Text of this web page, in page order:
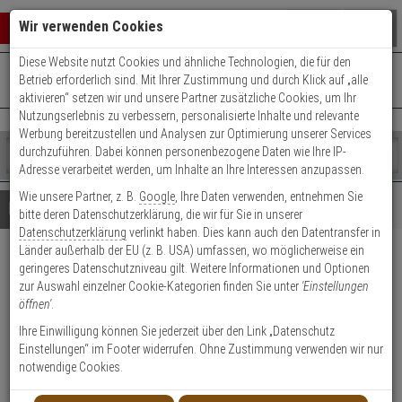
Warenkorb schließen
0 ARTIKEL IM WARENKORB
Ihr Warenkorb ist momentan leer.
Ergebnisse ()
Fertig
Shop
durchsuchen
Bitte
geben
Sie
mindestens
Zeichen
ein,
um
Suche
Es
wurde
noch
Kategorien
Suche
gestartet
+49 (0)821 899 493-0Mo. - Do.: 8:00 - 16:30 | Fr.: 8:00 - 14:00 Uhr
Kontaktservice nutzen
Details Beratung
ABUS WLX Pro Wandleser-Set
IP67 Ind. Intrusion sw.
Produktmerkmale
Datenblatt drucken
Wir verwenden Cookies
Diese Website nutzt Cookies und ähnliche Technologien, die für den
Betrieb erforderlich sind. Mit Ihrer Zustimmung und durch Klick auf „alle
aktivieren“ setzen wir und unsere Partner zusätzliche Cookies, um Ihr
Nutzungserlebnis zu verbessern, personalisierte Inhalte und relevante
Werbung bereitzustellen und Analysen zur Optimierung unserer Services
durchzuführen. Dabei können personenbezogene Daten wie Ihre IP-
Adresse verarbeitet werden, um Inhalte an Ihre Interessen anzupassen.
Wie unsere Partner, z. B. Google , Ihre Daten verwenden, entnehmen Sie
bitte deren Datenschutzerklärung, die wir für Sie in unserer
Datenschutzerklärung verlinkt haben. Dies kann auch den Datentransfer in
Länder außerhalb der EU (z. B. USA) umfassen, wo möglicherweise ein
geringeres Datenschutzniveau gilt. Weitere Informationen und Optionen
zur Auswahl einzelner Cookie-Kategorien finden Sie unter 'Einstellungen
öffnen'.
Ihre Einwilligung können Sie jederzeit über den Link „Datenschutz
Einstellungen“ im Footer widerrufen. Ohne Zustimmung verwenden wir nur
notwendige Cookies.